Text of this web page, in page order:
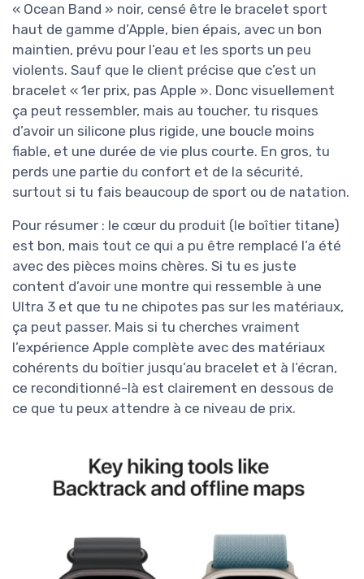
« Ocean Band » noir, censé être le bracelet sport
haut de gamme d’Apple, bien épais, avec un bon
maintien, prévu pour l’eau et les sports un peu
violents. Sauf que le client précise que c’est un
bracelet « 1er prix, pas Apple ». Donc visuellement
ça peut ressembler, mais au toucher, tu risques
d’avoir un silicone plus rigide, une boucle moins
fiable, et une durée de vie plus courte. En gros, tu
perds une partie du confort et de la sécurité,
surtout si tu fais beaucoup de sport ou de natation.
Pour résumer : le cœur du produit (le boîtier titane)
est bon, mais tout ce qui a pu être remplacé l’a été
avec des pièces moins chères. Si tu es juste
content d’avoir une montre qui ressemble à une
Ultra 3 et que tu ne chipotes pas sur les matériaux,
ça peut passer. Mais si tu cherches vraiment
l’expérience Apple complète avec des matériaux
cohérents du boîtier jusqu’au bracelet et à l’écran,
ce reconditionné-là est clairement en dessous de
ce que tu peux attendre à ce niveau de prix.